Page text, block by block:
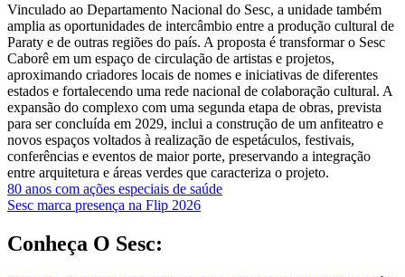
Vinculado ao Departamento Nacional do Sesc, a unidade também
amplia as oportunidades de intercâmbio entre a produção cultural de
Paraty e de outras regiões do país. A proposta é transformar o Sesc
Caborê em um espaço de circulação de artistas e projetos,
aproximando criadores locais de nomes e iniciativas de diferentes
estados e fortalecendo uma rede nacional de colaboração cultural. A
expansão do complexo com uma segunda etapa de obras, prevista
para ser concluída em 2029, inclui a construção de um anfiteatro e
novos espaços voltados à realização de espetáculos, festivais,
conferências e eventos de maior porte, preservando a integração
entre arquitetura e áreas verdes que caracteriza o projeto.
Navegação
de
Post
80 anos com ações especiais de saúde
Sesc marca presença na Flip 2026
Conheça O Sesc: